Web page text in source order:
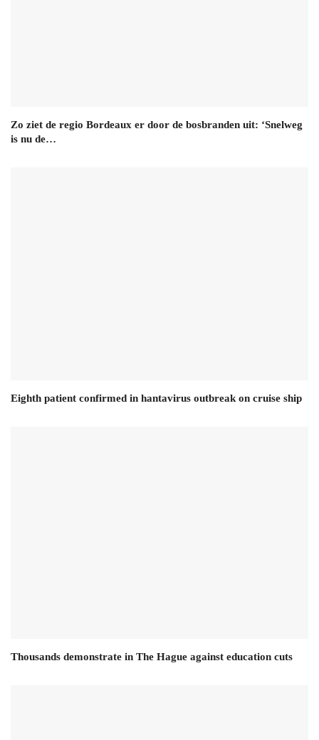
Zo ziet de regio Bordeaux er door de bosbranden uit: ‘Snelweg
is nu de…
Eighth patient confirmed in hantavirus outbreak on cruise ship
Thousands demonstrate in The Hague against education cuts